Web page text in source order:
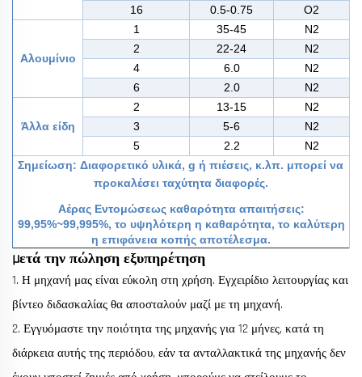
16
0.5-0.75 Ο2
Αλουμίνιο
1 35-45
Ν2
2
22-24
Ν2
4
6.0
Ν2
6
2.0 Ν2
Άλλα είδη
2 13-15
Ν2
3
5-6
Ν2
5
2.2
Ν2
Σημείωση: Διαφορετικό υλικά, g ή πιέσεις, κ.λπ. μπορεί να
προκαλέσει ταχύτητα διαφορές.
Αέρας Εντομώσεως καθαρότητα απαιτήσεις:
99,95%~99,995%, το υψηλότερη η καθαρότητα, το καλύτερη
η επιφάνεια κοπήςαποτέλεσμα.
Μετά την πώληση εξυπηρέτηση
1. Η μηχανή μας είναι εύκολη στη χρήση. Εγχειρίδιο λειτουργίας και
βίντεο διδασκαλίας θα αποσταλούν μαζί με τη μηχανή.
2. Εγγυόμαστε την ποιότητα της μηχανής για 12 μήνες, κατά τη
διάρκεια αυτής της περιόδου, εάν τα ανταλλακτικά της μηχανής δεν